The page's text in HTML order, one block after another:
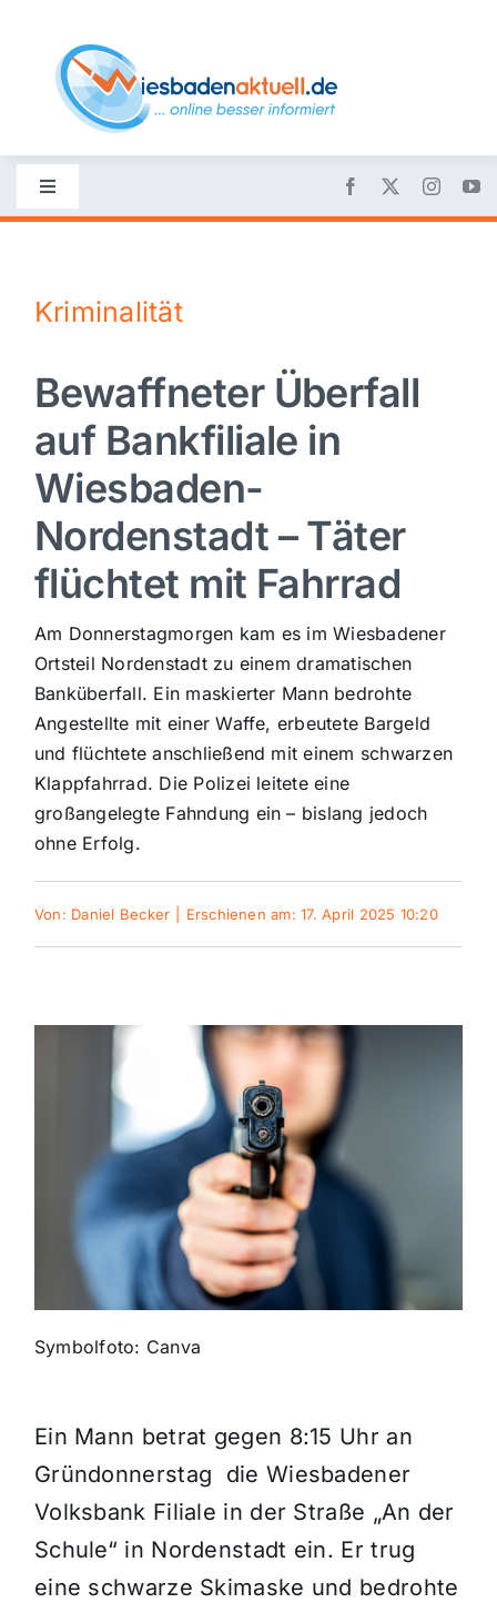
content
Toggle
Navigation
Nachrichten
Politik
Wirtschaft
Sport
Panorama
Mein Stadtteil
Galerie
Verkehrsmeldungen
Themen und Termine
Kriminalität
Bewaffneter Überfall
auf Bankfiliale in
Wiesbaden-
Nordenstadt – Täter
flüchtet mit Fahrrad
Am Donnerstagmorgen kam es im Wiesbadener
Ortsteil Nordenstadt zu einem dramatischen
Banküberfall. Ein maskierter Mann bedrohte
Angestellte mit einer Waffe, erbeutete Bargeld
und flüchtete anschließend mit einem schwarzen
Klappfahrrad. Die Polizei leitete eine
großangelegte Fahndung ein – bislang jedoch
ohne Erfolg.
Von: Daniel Becker Erschienen am: 17. April 2025 10:20
Symbolfoto: Canva
Ein Mann betrat gegen 8:15 Uhr an
Gründonnerstag die Wiesbadener
Volksbank Filiale in der Straße „An der
Schule“ in Nordenstadt ein. Er trug
eine schwarze Skimaske und bedrohte